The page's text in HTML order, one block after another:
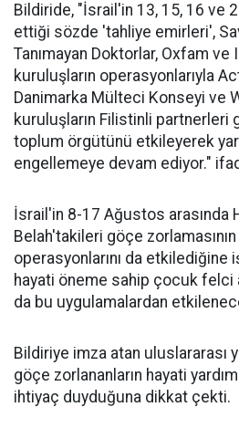
Bildiride, "İsrail'in 13, 15, 16 ve
ettiği sözde 'tahliye emirleri',
Tanımayan Doktorlar, Oxfam
kuruluşların operasyonlarıyla
Danimarka Mülteci Konseyi ve
kuruluşların Filistinli partnerleri
toplum örgütünü etkileyerek
engellemeye devam ediyor."
İsrail'in 8-17 Ağustos arasında
Belah'takileri göçe
operasyonlarını da etkilediğine
hayati öneme sahip çocuk felci
da bu uygulamalardan
Bildiriye imza atan uluslararası
göçe zorlananların hayati
ihtiyaç duyduğuna dikkat çekti.